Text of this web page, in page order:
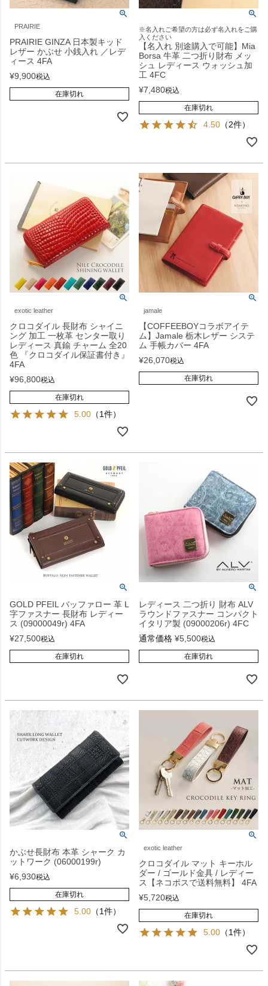
PRAIRIE
PRAIRIE GINZA 日本製キッド
レザー かぶせ 小銭入れ ／レデ
ィース 4FA
¥9,900税込
在庫切れ
※名入れご希望の方は必ず名入れをご購
入ください
【名入れ 別途購入で可能】Mia
Borsa 牛革 二つ折り財布 メッ
シュ レディース ウォッシュ加
工 4FC
¥7,480税込
在庫切れ
4.50 （2件）
exotic leather
クロコダイル 長財布 シャイニ
ング 加工 一枚革 センター取り
レディース 真鍮 チャーム 全20
色 『クロコダイル保証書付き』
4FA
¥96,800税込
在庫切れ
5.00 （1件）
jamale
【COFFEEBOYコラボアイテ
ム】Jamale 栃木レザー システ
ム 手帳カバー 4FA
¥26,070税込
在庫切れ
GOLD PFEIL バッファロー 革 L
字ファスナー 長財布 レディー
ス (09000049r) 4FA
¥27,500税込
在庫切れ
レディース 二つ折り 財布 ALV
ラウンドファスナー コンパクト
イタリア製 (09000206r) 4FC
通常価格 ¥5,500税込
在庫切れ
かぶせ長財布 本革 シャーク カ
ットワーク (06000199r)
¥6,930税込
在庫切れ
5.00 （1件）
exotic leather
クロコダイル マット キーホル
ダー / ゴールド金具 / レディー
ス【ネコポスで送料無料】 4FA
¥5,720税込
在庫切れ
5.00 （1件）